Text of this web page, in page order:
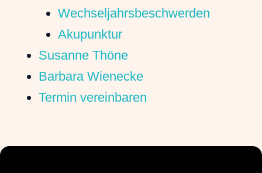
Wechseljahrsbeschwerden
Akupunktur
Susanne Thöne
Barbara Wienecke
Termin vereinbaren